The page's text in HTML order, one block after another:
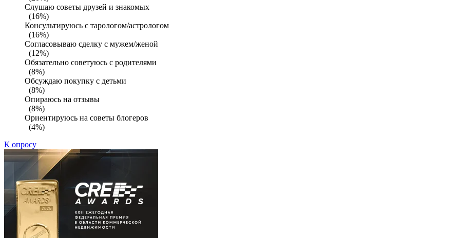
Слушаю советы друзей и знакомых
(16%)
Консультируюсь с тарологом/астрологом
(16%)
Согласовываю сделку с мужем/женой
(12%)
Обязательно советуюсь с родителями
(8%)
Обсуждаю покупку с детьми
(8%)
Опираюсь на отзывы
(8%)
Ориентируюсь на советы блогеров
(4%)
К опросу